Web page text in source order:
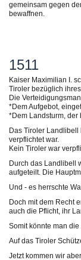
gemeinsam gegen
bewaffnen.
1511
Kaiser Maximilian I.
Tiroler bezüglich
Die
*Dem Aufgebot,
*Dem Landsturm, der
Das Tiroler Landlibell
verpflichtet war.
Kein Tiroler war
Durch das Landlibell
aufgeteilt. Die
Und - es herrschte
Doch mit dem Recht
auch die Pflicht, ihr
Somit könnte man
Auf das Tiroler
Jetzt kommen wir